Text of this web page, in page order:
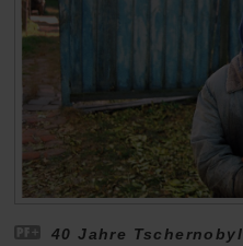
40 Jahre Tschernobyl